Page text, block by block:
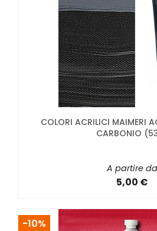
COLORI ACRILICI MAIMERI
CARBONIO
A partire da
5,00 €
-10%